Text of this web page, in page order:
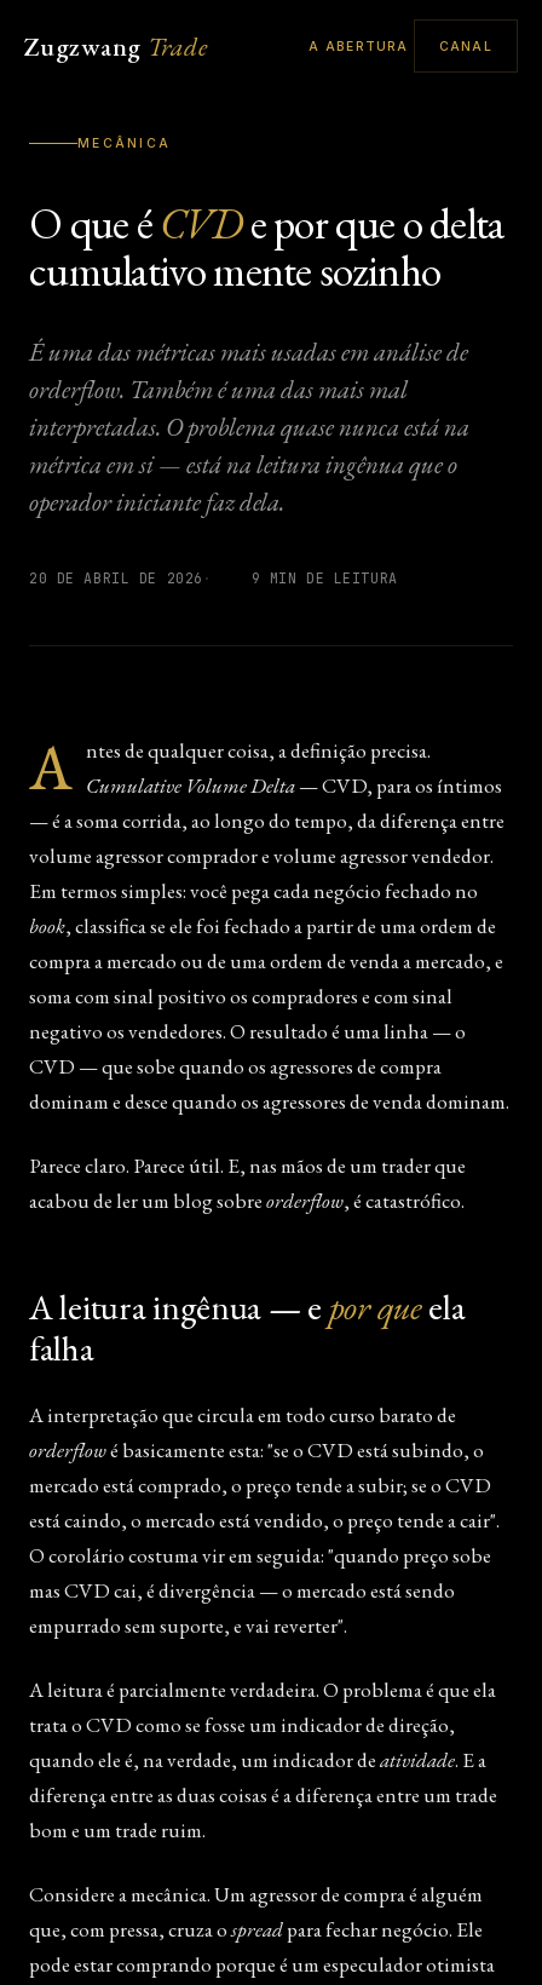
Zugzwang Trade A ABERTURA CANAL
MECÂNICA
O que éCVDe por que o delta
cumulativo mente sozinho
É uma das métricas mais usadas em análise de
orderflow. Também é uma das mais mal
interpretadas. O problema quase nunca está na
métrica em si — está na leitura ingênua que o
operador iniciante faz dela.
20 DE ABRIL DE 2026 9 MIN DE LEITURA
A ntes de qualquer coisa, a definição precisa.
Cumulative Volume Delta— CVD, para os íntimos
— é a soma corrida, ao longo do tempo, da diferença entre
volume agressor comprador e volume agressor vendedor.
Em termos simples: você pega cada negócio fechado no
book, classifica se ele foi fechado a partir de uma ordem de
compra a mercado ou de uma ordem de venda a mercado, e
soma com sinal positivo os compradores e com sinal
negativo os vendedores. O resultado é uma linha — o
CVD — que sobe quando os agressores de compra
dominam e desce quando os agressores de venda dominam.
Parece claro. Parece útil. E, nas mãos de um trader que
acabou de ler um blog sobreorderflow, é catastrófico.
A leitura ingênua — epor queela
falha
A interpretação que circula em todo curso barato de
orderflowé basicamente esta: "se o CVD está subindo, o
mercado está comprado, o preço tende a subir; se o CVD
está caindo, o mercado está vendido, o preço tende a cair".
O corolário costuma vir em seguida: "quando preço sobe
mas CVD cai, é divergência — o mercado está sendo
empurrado sem suporte, e vai reverter".
A leitura é parcialmente verdadeira. O problema é que ela
trata o CVD como se fosse um indicador de direção,
quando ele é, na verdade, um indicador deatividade. E a
diferença entre as duas coisas é a diferença entre um trade
bom e um trade ruim.
Considere a mecânica. Um agressor de compra é alguém
que, com pressa, cruza ospreadpara fechar negócio. Ele
pode estar comprando porque é um especulador otimista